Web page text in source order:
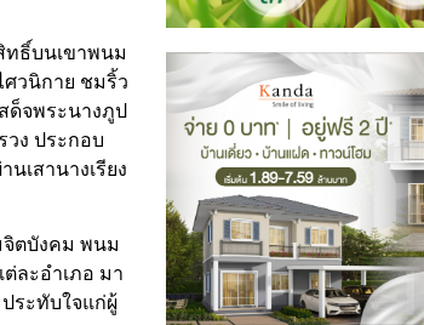
ทธิ์บนเขาพนม
ศวนิกาย ชมริ้ว
ด็จพระนางภูป
ง ประกอบ
เสานางเรียง
ตบังคม พนม
ละอำเภอ มา
ระทับใจแก่ผู้